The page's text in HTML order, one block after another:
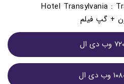
Hotel Transylvania :
+ گپ فیلم